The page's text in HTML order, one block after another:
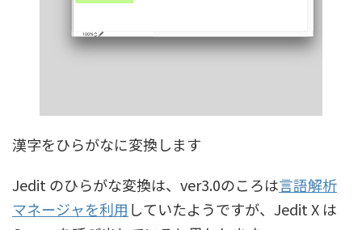
漢字をひらがなに変換します
Jedit のひらがな変換は、ver3.0のころは言語解析
マネージャを利用 していたようですが、Jedit X は